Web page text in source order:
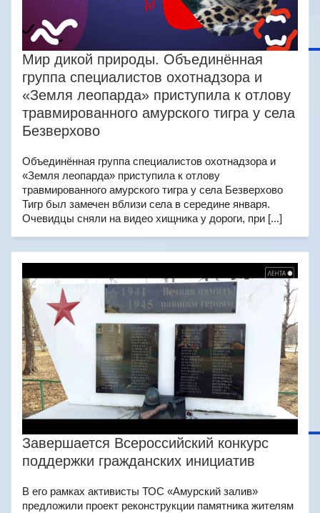
Мир дикой природы. Объединённая
группа специалистов охотнадзора и
«Земля леопарда» приступила к отлову
травмированного амурского тигра у села
Безверхово
Объединённая группа специалистов охотнадзора и
«Земля леопарда» приступила к отлову
травмированного амурского тигра у села Безверхово
Тигр был замечен вблизи села в середине января.
Очевидцы сняли на видео хищника у дороги, при [...]
Завершается Всероссийский конкурс
поддержки гражданских инициатив
В его рамках активисты ТОС «Амурский залив»
предложили проект реконструкции памятника жителям